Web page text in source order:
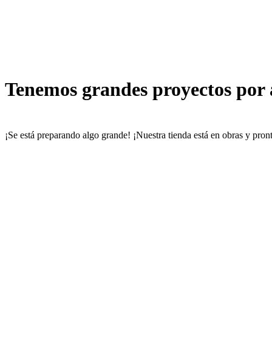
Tenemos grandes proyectos
¡Se está preparando algo grande! ¡Nuestra tienda está en obras y